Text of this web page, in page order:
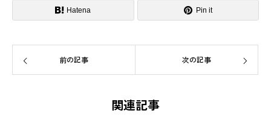
Hatena Pin it
前の記事 次の記事
関連記事